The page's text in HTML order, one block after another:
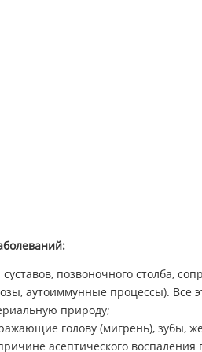
позвоночного столба,
аутоиммунные процессы). Все
природу;
голову (мигрень), зубы,
асептического воспаления